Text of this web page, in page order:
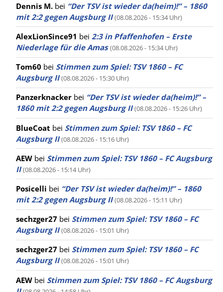
Dennis M. bei “Der TSV ist wieder da(heim)!” – 1860
mit 2:2 gegen Augsburg II (08.08.2026 - 15:34 Uhr)
AlexLionSince91 bei 2:3 in Pfaffenhofen – Erste
Niederlage für die Amas (08.08.2026 - 15:34 Uhr)
Tom60 bei Stimmen zum Spiel: TSV 1860 – FC
Augsburg II (08.08.2026 - 15:30 Uhr)
Panzerknacker bei “Der TSV ist wieder da(heim)!” –
1860 mit 2:2 gegen Augsburg II (08.08.2026 - 15:26 Uhr)
BlueCoat bei Stimmen zum Spiel: TSV 1860 – FC
Augsburg II (08.08.2026 - 15:16 Uhr)
AEW bei Stimmen zum Spiel: TSV 1860 – FC Augsburg
II (08.08.2026 - 15:14 Uhr)
Posicelli bei “Der TSV ist wieder da(heim)!” – 1860
mit 2:2 gegen Augsburg II (08.08.2026 - 15:11 Uhr)
sechzger27 bei Stimmen zum Spiel: TSV 1860 – FC
Augsburg II (08.08.2026 - 15:01 Uhr)
sechzger27 bei Stimmen zum Spiel: TSV 1860 – FC
Augsburg II (08.08.2026 - 15:01 Uhr)
AEW bei Stimmen zum Spiel: TSV 1860 – FC Augsburg